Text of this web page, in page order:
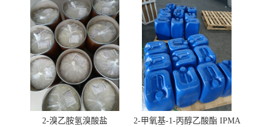
2-溴乙胺氢溴酸盐 2-甲氧基-1-丙醇乙酸酯 IPMA